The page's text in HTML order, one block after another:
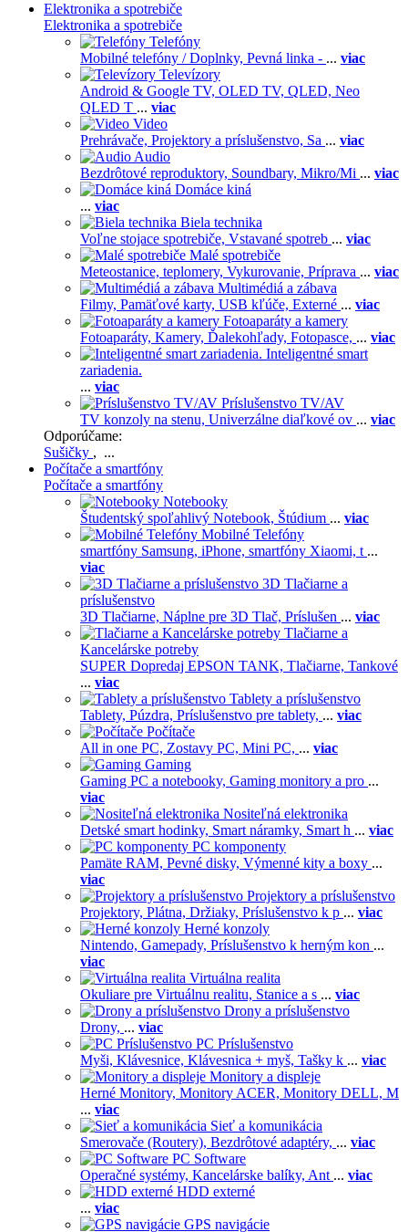
Elektronika a spotrebiče
Elektronika a spotrebiče
Telefóny
Mobilné telefóny / Doplnky, Pevná linka - ... viac
Televízory
Android & Google TV, OLED TV, QLED, Neo
QLED T ... viac
Video
Prehrávače, Projektory a príslušenstvo, Sa ... viac
Audio
Bezdrôtové reproduktory, Soundbary, Mikro/Mi ... viac
Domáce kiná
... viac
Biela technika
Voľne stojace spotrebiče, Vstavané spotreb ... viac
Malé spotrebiče
Meteostanice, teplomery, Vykurovanie, Príprava ... viac
Multimédiá a zábava
Filmy, Pamäťové karty, USB kľúče, Externé ... viac
Fotoaparáty a kamery
Fotoaparáty, Kamery, Ďalekohľady, Fotopasce, ... viac
Inteligentné smart
zariadenia.
... viac
Príslušenstvo TV/AV
TV konzoly na stenu, Univerzálne diaľkové ov ... viac
Odporúčame:
Sušičky , ...
Počítače a smartfóny
Počítače a smartfóny
Notebooky
Študentský spoľahlivý Notebook, Štúdium ... viac
Mobilné Telefóny
smartfóny Samsung, iPhone, smartfóny Xiaomi, t ...
viac
3D Tlačiarne a
príslušenstvo
3D Tlačiarne, Náplne pre 3D Tlač, Príslušen ... viac
Tlačiarne a
Kancelárske potreby
SUPER Dopredaj EPSON TANK, Tlačiarne, Tankové
... viac
Tablety a príslušenstvo
Tablety, Púzdra, Príslušenstvo pre tablety, ... viac
Počítače
All in one PC, Zostavy PC, Mini PC, ... viac
Gaming
Gaming PC a notebooky, Gaming monitory a pro ...
viac
Nositeľná elektronika
Detské smart hodinky, Smart náramky, Smart h ... viac
PC komponenty
Pamäte RAM, Pevné disky, Výmenné kity a boxy ...
viac
Projektory a príslušenstvo
Projektory, Plátna, Držiaky, Príslušenstvo k p ... viac
Herné konzoly
Nintendo, Gamepady, Príslušenstvo k herným kon ...
viac
Virtuálna realita
Okuliare pre Virtuálnu realitu, Stanice a s ... viac
Drony a príslušenstvo
Drony, ... viac
PC Príslušenstvo
Myši, Klávesnice, Klávesnica + myš, Tašky k ... viac
Monitory a displeje
Herné Monitory, Monitory ACER, Monitory DELL, M
... viac
Sieť a komunikácia
Smerovače (Routery), Bezdrôtové adaptéry, ... viac
PC Software
Operačné systémy, Kancelárske balíky, Ant ... viac
HDD externé
... viac
GPS navigácie